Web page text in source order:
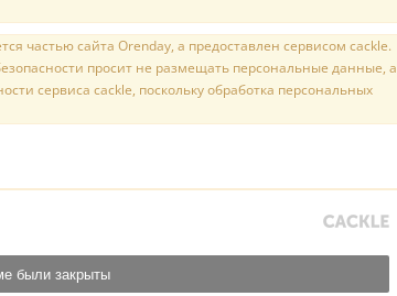
частью сайта Orenday, а предоставлен сервисом cackle.
просит не размещать персональные данные, а
сервиса cackle, поскольку обработка персональных
были закрыты